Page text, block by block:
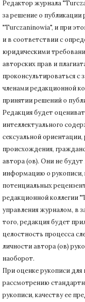
Редактор журнала
за решение о публикации
"Turczaninowia", и при
и в соответствии с
юридическими
авторских прав и
проконсультироваться с
членами редакционной
принятии решений о
Редакция будет
интеллектуального
сексуальной
происхождения,
автора (ов). Они не будут
информацию о рукописи,
потенциальных
редакционной коллегии
управления журналом, в
того, редакция будет
целостность процесса
личности автора (ов)
наоборот.
При оценке рукописи
рассмотрению
рукописи, качеству ее